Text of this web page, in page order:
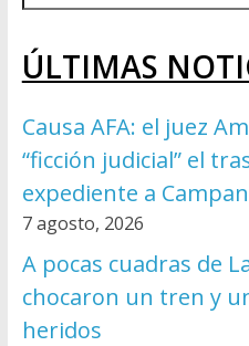
ÚLTIMAS
Causa AFA: el juez
“ficción judicial” el
expediente a
7 agosto, 2026
A pocas cuadras de
chocaron un tren y
heridos